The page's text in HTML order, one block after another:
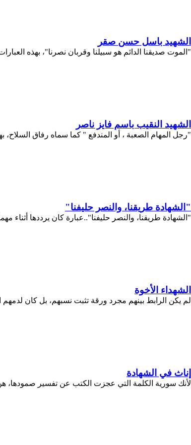
الشهيد باسل حسن صقر
"الموت صديقنا الدائم هو سبيلنا وقربان نصرنا"، بهذه
الشهيد النقيب باسم فايز ناصر
"رجل المهام الصعبة ، أو المندفع " كما سماه رفاق السلاح،
"الشهادة طريقنا، والنصر حليفنا"
"الشهادة طريقنا، والنصر حليفنا"..عبارة كان يرددها
الشهداء الأخوة
لم يكن الرابط بينهم مجرد ورقة تثبت نسبهم، بل كان
إناث في الشهادة
لأنك سورية الكلمة التي عجزت الكتب عن تفسير صمودها،